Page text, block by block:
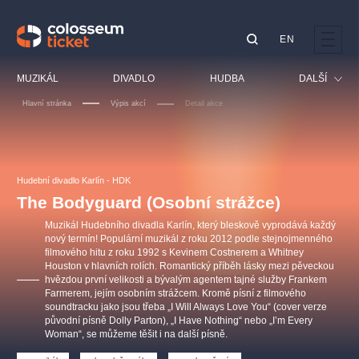
MUZIKÁL DIVADLO HUDBA DALŠÍ
Prohlídky
Sport
Ostatní
EN
Hlavní stránka Výpis akcí Detail akce
Hudební divadlo Karlín - HDK
The Bodyguard (Osobní strážce)
Muzikál Hudebního divadla Karlín, který bleskově vyprodává každý
nový termín! Populární muzikál z roku 2012 podle stejnojmenného
filmového hitu z roku 1992 s Kevinem Costnerem a Whitney
Houston v hlavních rolích. Romantický příběh lásky mezi pěveckou
hvězdou první velikosti a bývalým agentem tajné služby Frankem
Farmerem, jejím osobním strážcem. Kromě písní z filmového
soundtracku jako jsou třeba „I Will Always Love You“ (cover verze
původní písně Dolly Parton), „I Have Nothing“ nebo „I’m Every
Woman“, se můžeme těšit i na další písně.
OBYČEJNÁ HOLKA
Agentura 44, s.r.o.
Pink Panther Agency,
s.r.o.
Ostatní hledají
muzikálypraha
Nejnavštěvovanější